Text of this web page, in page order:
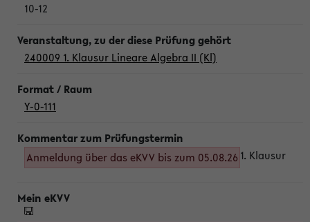
10-12
240009 1. Klausur Lineare Algebra II (Kl)
Y-0-111
Anmeldung über das eKVV bis zum 05.08.26 1. Klausur